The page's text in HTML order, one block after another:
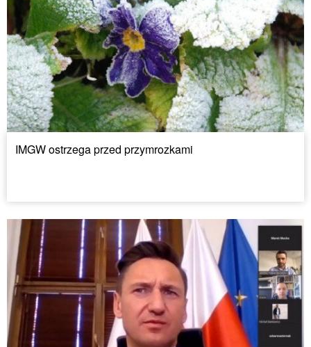
IMGW ostrzega przed przymrozkami